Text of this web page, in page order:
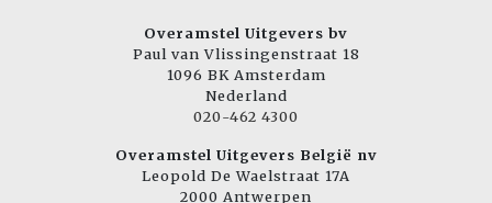
Overamstel Uitgevers bv
Paul van Vlissingenstraat 18
1096 BK Amsterdam
Nederland
020-462 4300
Overamstel Uitgevers België nv
Leopold De Waelstraat 17A
2000 Antwerpen